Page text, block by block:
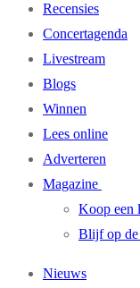
Recensies
Concertagenda
Livestream
Blogs
Winnen
Lees online
Adverteren
Magazine
Koop een
Blijf op de
Nieuws